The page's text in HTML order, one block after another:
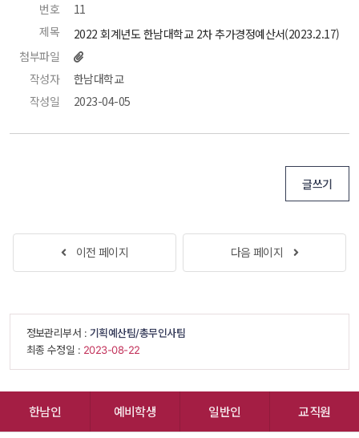
번호
11
제목
2022 회계년도 한남대학교 2차 추가경정예산서(2023.2.17)
첨부파일
작성자
한남대학교
작성일
2023-04-05
글쓰기
이전 페이지 다음 페이지
정보관리부서 : 기획예산팀/총무인사팀
최종 수정일 : 2023-08-22
한남인 예비학생 일반인 교직원